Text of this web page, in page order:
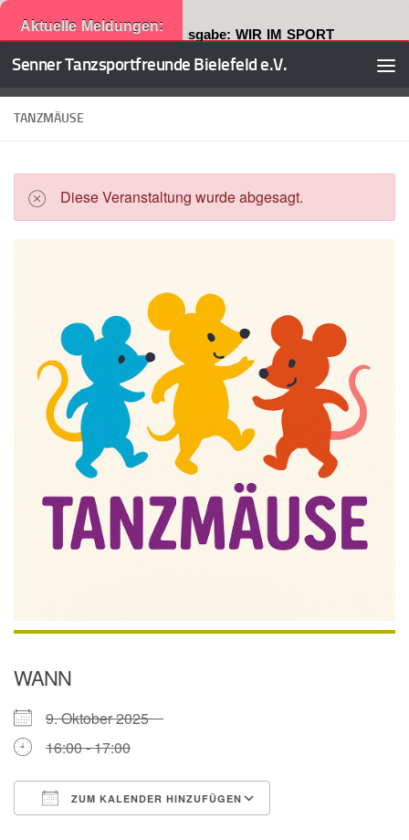
Aktuelle Meldungen:Neuste Ausgabe: WIR IM SPORT
Zum Inhalt springen
Senner Tanzsportfreunde Bielefeld e.V.
TANZMÄUSE
Diese Veranstaltung wurde abgesagt.
WANN
9. Oktober 2025
16:00 - 17:00
ZUM KALENDER HINZUFÜGEN